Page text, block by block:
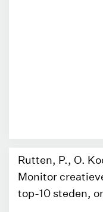
Rutten, P., O.
Monitor
top-10 steden,